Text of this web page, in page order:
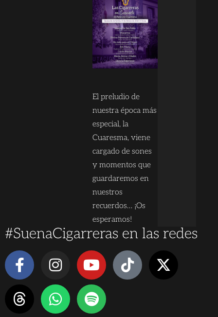
El preludio de
nuestra época más
especial, la
Cuaresma, viene
cargado de sones
y momentos que
guardaremos en
nuestros
recuerdos… ¡Os
esperamos!
#SuenaCigarreras en las redes